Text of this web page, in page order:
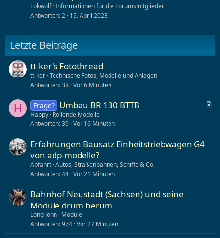
Lokwolf Informationen für die Forumsmitglieder
Antworten 2 15. April 2023
Letzte Beiträge
tt-ker's Fotothread
tt-ker Technische Fotos, Modelle und Anlagen
Antworten 3K Vor 6 Minuten
H
A
i
Frage? Umbau BR 130 BTTB
Happy Rollende Modelle
Antworten 39 Vor 16 Minuten
Erfahrungen Bausatz Einheitstriebwagen G4
von adp-modelle?
Abfahrt Autos, Straßenbahnen, Schiffe & Co.
Antworten 44 Vor 21 Minuten
Bahnhof Neustadt (Sachsen) und seine
Module drum herum.
Long John Module
Antworten 974 Vor 27 Minuten